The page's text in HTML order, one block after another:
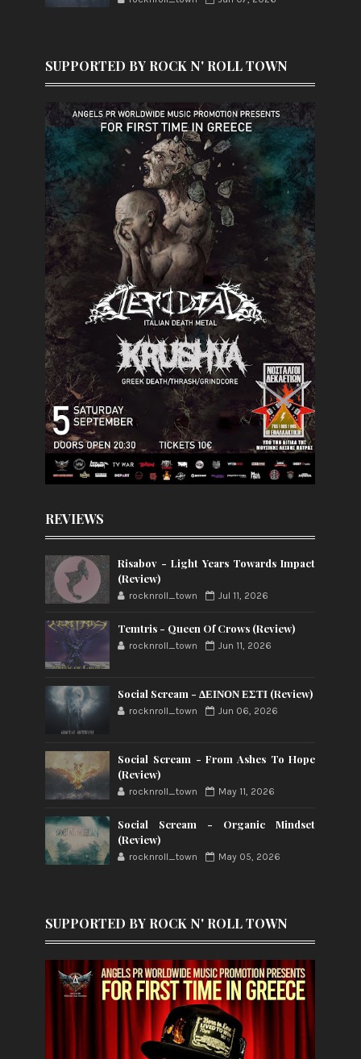
SUPPORTED BY ROCK N' ROLL TOWN
REVIEWS
Risabov - Light Years Towards Impact
(Review)
rocknroll_town Jul 11, 2026
Temtris - Queen Of Crows (Review)
rocknroll_town Jun 11, 2026
Social Scream - ΔΕΙΝΟΝ ΕΣΤΙ (Review)
rocknroll_town Jun 06, 2026
Social Scream - From Ashes To Hope
(Review)
rocknroll_town May 11, 2026
Social Scream - Organic Mindset
(Review)
rocknroll_town May 05, 2026
SUPPORTED BY ROCK N' ROLL TOWN